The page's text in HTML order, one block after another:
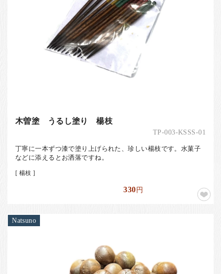
木曽塗 うるし塗り 楊枝
TP-003-KSSS-01
丁寧に一本ずつ漆で塗り上げられた、珍しい楊枝です。水菓子
などに添えるとお洒落ですね。
[ 楊枝 ]
330円
Natsuno